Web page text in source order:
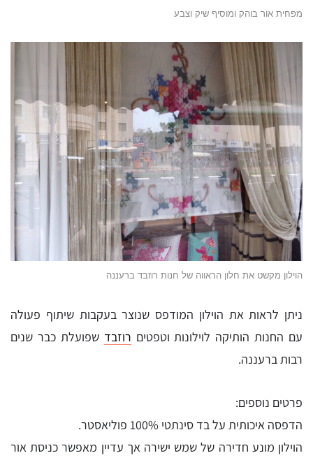
מפחית אור בוהק ומוסיף שיק וצבע
הוילון מקשט את חלון הראווה של חנות רוזבד ברעננה
ניתן לראות את הוילון המודפס שנוצר בעקבות שיתוף פעולה
עם החנות הותיקה לוילונות וטפטים רוזבד שפועלת כבר שנים
רבות ברעננה.
פרטים נוספים:
הדפסה איכותית על בד סינתטי 100% פוליאסטר.
הוילון מונע חדירה של שמש ישירה אך עדיין מאפשר כניסת אור